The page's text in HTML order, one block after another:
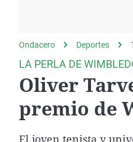
Como el
Ondacero Deportes
LA PERLA DE
Oliver
premio de
El joven tenista y